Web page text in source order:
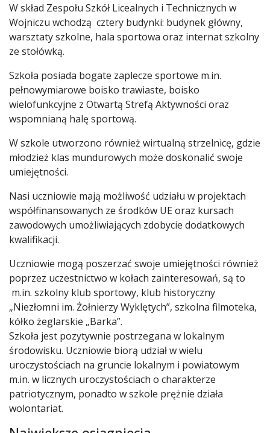
W skład Zespołu Szkół Licealnych i Technicznych w
Wojniczu wchodzą cztery budynki: budynek główny,
warsztaty szkolne, hala sportowa oraz internat szkolny
ze stołówką.
Szkoła posiada bogate zaplecze sportowe m.in.
pełnowymiarowe boisko trawiaste, boisko
wielofunkcyjne z Otwartą Strefą Aktywności oraz
wspomnianą halę sportową.
W szkole utworzono również wirtualną strzelnicę, gdzie
młodzież klas mundurowych może doskonalić swoje
umiejętności.
Nasi uczniowie mają możliwość udziału w projektach
współfinansowanych ze środków UE oraz kursach
zawodowych umożliwiających zdobycie dodatkowych
kwalifikacji.
Uczniowie mogą poszerzać swoje umiejętności również
poprzez uczestnictwo w kołach zainteresowań, są to
m.in. szkolny klub sportowy, klub historyczny
„Niezłomni im. Żołnierzy Wyklętych”, szkolna filmoteka,
kółko żeglarskie „Barka”.
Szkoła jest pozytywnie postrzegana w lokalnym
środowisku. Uczniowie biorą udział w wielu
uroczystościach na gruncie lokalnym i powiatowym
m.in. w licznych uroczystościach o charakterze
patriotycznym, ponadto w szkole prężnie działa
wolontariat.